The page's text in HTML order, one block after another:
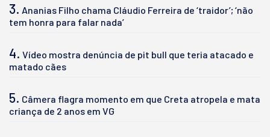
3. Ananias Filho chama Cláudio Ferreira de ‘traidor’; ‘não
tem honra para falar nada’
4. Vídeo mostra denúncia de pit bull que teria atacado e
matado cães
5. Câmera flagra momento em que Creta atropela e mata
criança de 2 anos em VG